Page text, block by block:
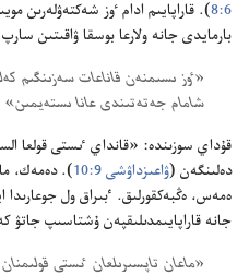
6:‏8
‏)‏.‏ قاراپايىم ادام ٶز شە‌كتە‌ۋلە‌رىن
بارمايدى جانە ولارعا بوسقا ۋاقىتىن
‏«ٶز ىسىمنە‌ن قاناعات سە‌زىنگىم
شامام جە‌تە‌تىندى عانا
قۇ‌داي سوزىندە:‏ «قانداي ٸستى قولعا
دە‌لىنگە‌ن (‏ۋاعىزداۋشى 9:‏10
‏)‏.‏ دە‌مە‌ك،‏
ە‌مە‌س،‏ ە‌ڭبە‌كقورلىق.‏ ٴ‌بىراق ول
جانە قاراپايىمدىلىقپە‌ن ۇ‌شتاسىپ جاتۋ
‏«ماعان تاپسىرىلعان ٸستى